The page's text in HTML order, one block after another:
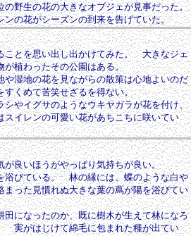
野生の花の大きなオブジェが見事だった。
の花がシーズンの到来を告げていた。
とを思い出し出かけてみた。 大きなジェ
が植わったその公園はある。
湿地の花を見ながらの散策は心地よいのだ
くめて苦笑せざるを得ない。
やイグサのようなウキヤガラが花を付け、
イレンの可愛い花があちこちに咲いてい
良いほうがやっぱり気持ちが良い。
びている。 林の縁には、蝶のような白や
った見慣れぬ大きな葉の蔦が陽を浴びてい
になったのか、既に樹木が生えて林になろ
実がはじけて綿毛に包まれた種が出てい